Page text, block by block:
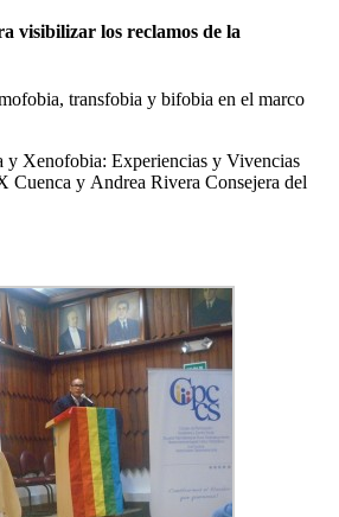
visibilizar los reclamos de la
transfobia y bifobia en el marco
y Xenofobia: Experiencias y Vivencias
Cuenca y Andrea Rivera Consejera del